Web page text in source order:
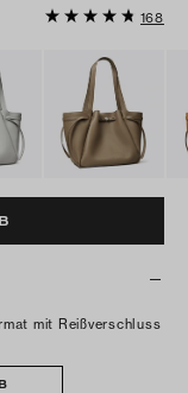
168
mit Reißverschluss